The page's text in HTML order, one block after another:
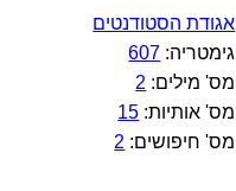
אגודת הסטודנטים
גימטריה: 607
מס' מילים: 2
מס' אותיות: 15
מס' חיפושים: 2